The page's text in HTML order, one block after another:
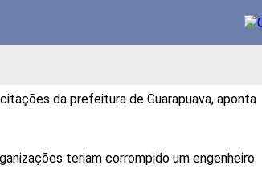
da prefeitura de Guarapuava, aponta
teriam corrompido um engenheiro